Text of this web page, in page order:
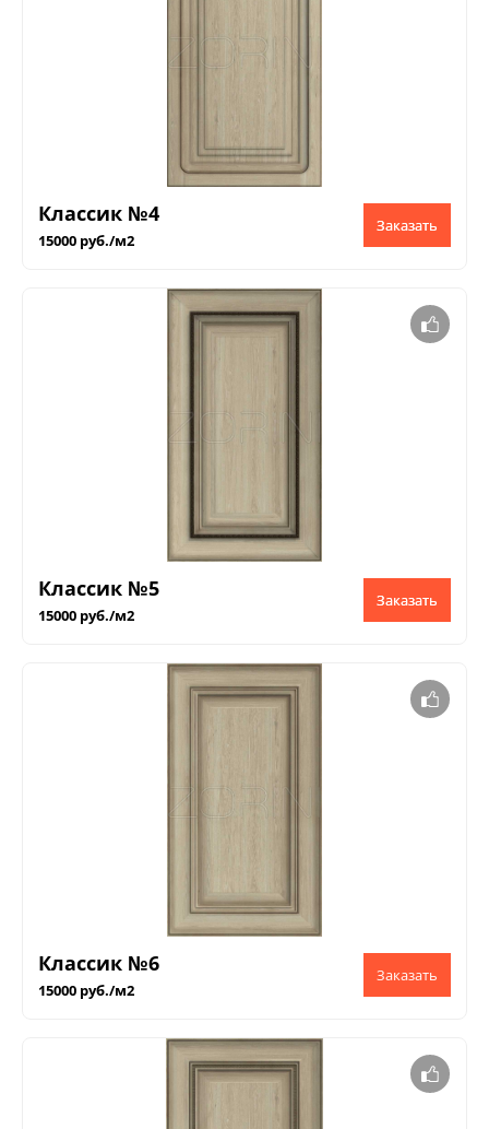
Классик №4
15000 руб./м2
Заказать
Классик №5
15000 руб./м2
Заказать
Классик №6
15000 руб./м2